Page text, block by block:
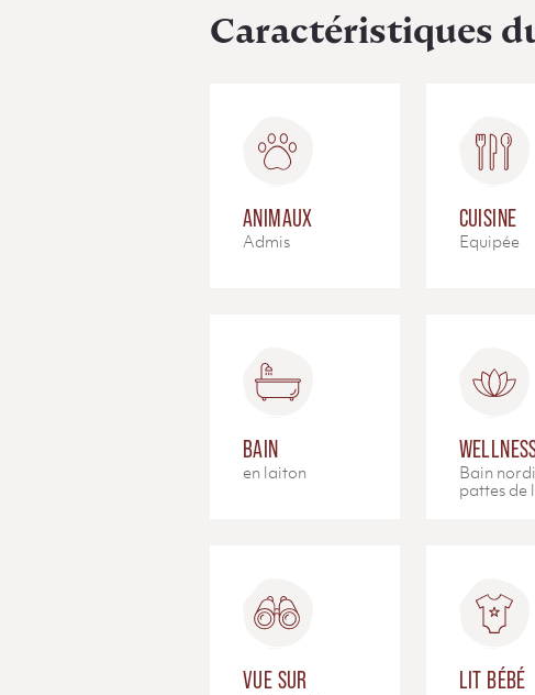
Caractéristiques
ANIMAUX
Admis
CUISINE
Equipée
BAIN
en laiton
Bain
pattes de
VUE SUR LIT BÉBÉ